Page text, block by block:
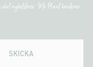
nyhetsbrev. Mr Plant hanterar
SKICKA